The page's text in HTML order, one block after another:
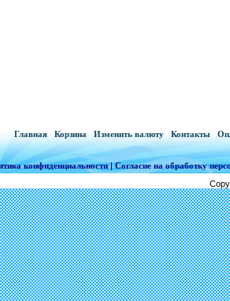
Главная| Корзина Изменить валюту Контакты
конфиденциальности|Согласие на обработку